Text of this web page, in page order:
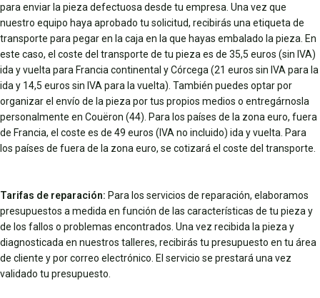
para enviar la pieza defectuosa desde tu empresa. Una vez que
nuestro equipo haya aprobado tu solicitud, recibirás una etiqueta de
transporte para pegar en la caja en la que hayas embalado la pieza. En
este caso, el coste del transporte de tu pieza es de 35,5 euros (sin IVA)
ida y vuelta para Francia continental y Córcega (21 euros sin IVA para la
ida y 14,5 euros sin IVA para la vuelta). También puedes optar por
organizar el envío de la pieza por tus propios medios o entregárnosla
personalmente en Couëron (44). Para los países de la zona euro, fuera
de Francia, el coste es de 49 euros (IVA no incluido) ida y vuelta. Para
los países de fuera de la zona euro, se cotizará el coste del transporte.
Tarifas de reparación: Para los servicios de reparación, elaboramos
presupuestos a medida en función de las características de tu pieza y
de los fallos o problemas encontrados. Una vez recibida la pieza y
diagnosticada en nuestros talleres, recibirás tu presupuesto en tu área
de cliente y por correo electrónico. El servicio se prestará una vez
validado tu presupuesto.